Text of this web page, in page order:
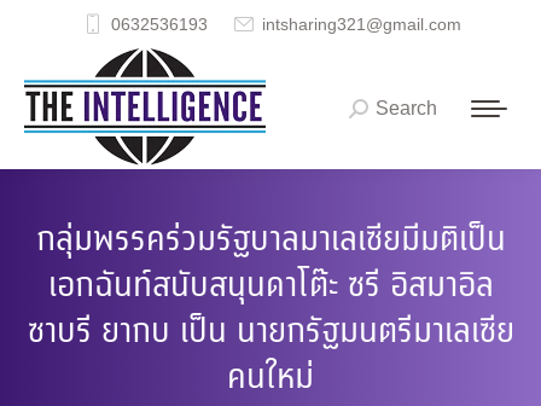
0632536193 intsharing321@gmail.com
Search:
Search
กลุ่มพรรคร่วมรัฐบาลมาเลเซียมีมติเป็น
เอกฉันท์สนับสนุนดาโต๊ะ ซรี อิสมาอิล
ซาบรี ยากบ เป็น นายกรัฐมนตรีมาเลเซีย
คนใหม่